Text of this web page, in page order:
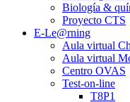
Biología &
Proyecto CTS
E-Le@rning
Aula virtual
Aula virtual
Centro OVAS
Test-on-line
T8P1